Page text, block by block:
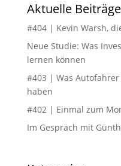
Aktuelle Beiträge
#404 | Kevin Warsh,
Neue Studie: Was
lernen können
#403 | Was
haben
#402 | Einmal zum
Im Gespräch mit